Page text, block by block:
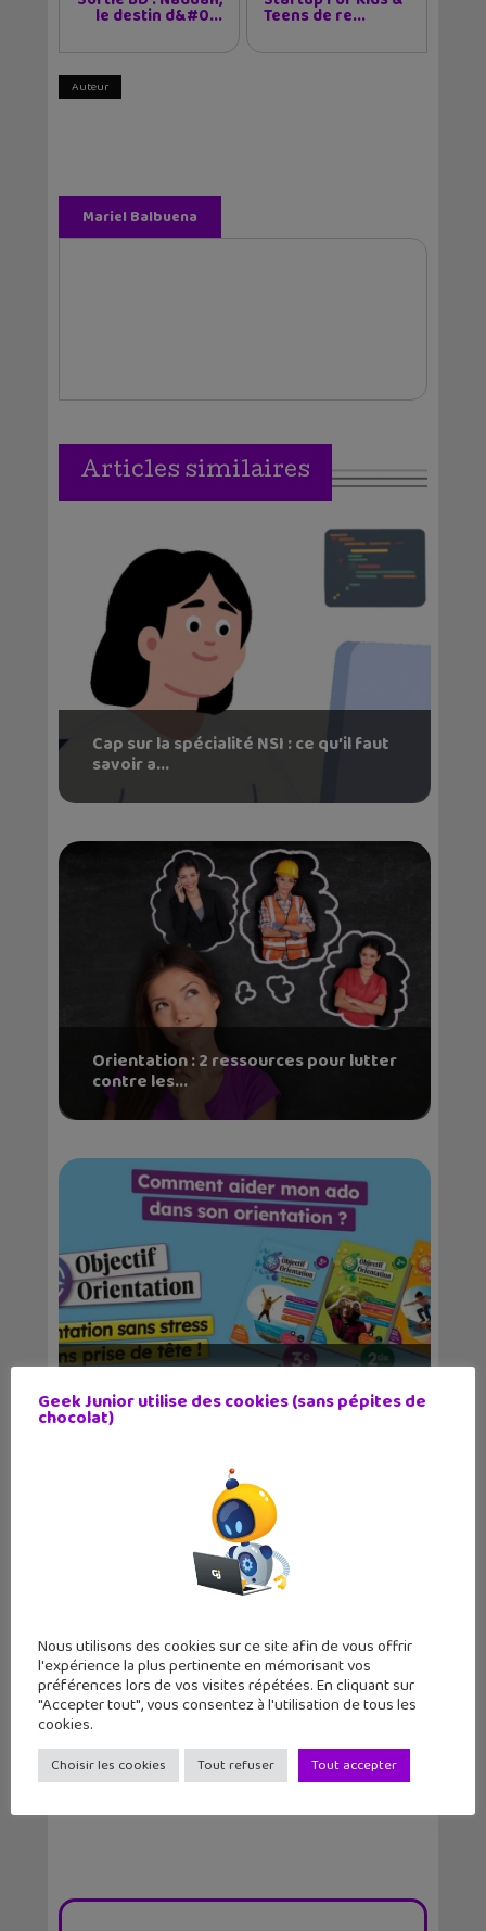
le destin d&#0... Teens de re...
Auteur
Mariel Balbuena
Articles similaires
Cap sur la spécialité NSI : ce qu’il faut
savoir a...
Orientation : 2 ressources pour lutter
contre les...
l’orientation s...
Un guide gratuit t’explique tout sur
Parcoursup
Geek Junior utilise des cookies (sans pépites de
chocolat)
Nous utilisons des cookies sur ce site afin de vous offrir
l'expérience la plus pertinente en mémorisant vos
préférences lors de vos visites répétées. En cliquant sur
"Accepter tout", vous consentez à l'utilisation de tous les
cookies.
Choisir les cookies Tout refuser Tout accepter